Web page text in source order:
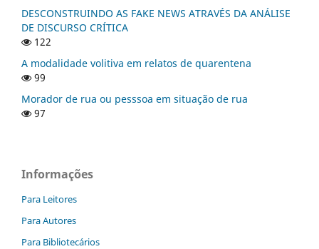
DESCONSTRUINDO AS FAKE NEWS ATRAVÉS DA ANÁLISE
DE DISCURSO CRÍTICA
122
A modalidade volitiva em relatos de quarentena
99
Morador de rua ou pesssoa em situação de rua
97
Informações
Para Leitores
Para Autores
Para Bibliotecários